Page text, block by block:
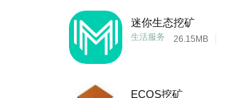
迷你生态挖矿
26.15MB
生活服务
ECOS挖矿